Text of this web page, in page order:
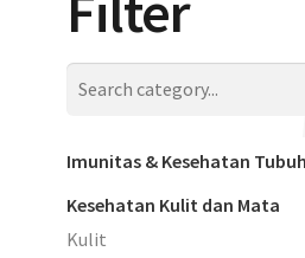
Imunitas & Kesehatan Tubuh
Kesehatan Kulit dan Mata
Kulit